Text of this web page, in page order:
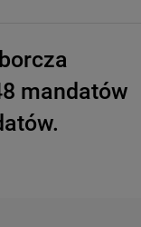
mandatów